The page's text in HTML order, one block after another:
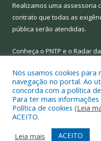
Realizamos uma assessoria
contrato que todas as
pública serão atendidas.
Conheça o PNTP e o Radar
Todos os direitos
Mapa do Site
Acessar
Nós usamos cookies para
navegação no portal. Ao
concorda com a política
Para ter mais
Política de cookies (Leia
ACEITO.
Leia mais
ACEITO